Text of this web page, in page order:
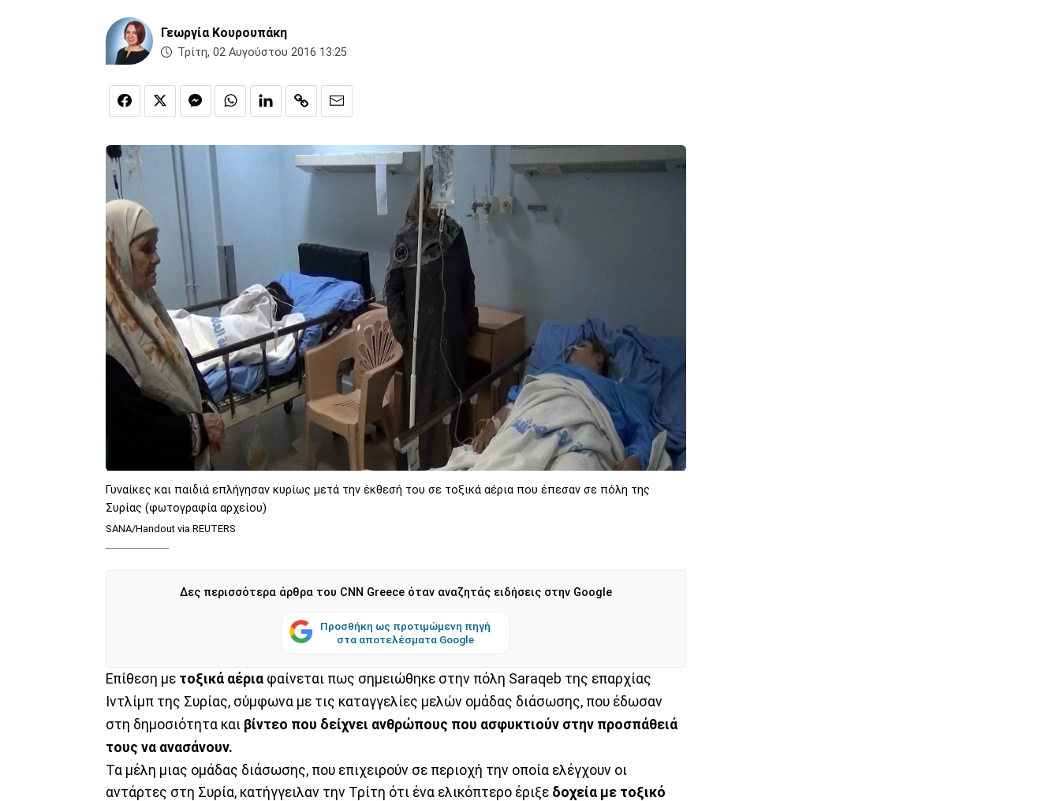
Γεωργία Κουρουπάκη
Τρίτη, 02 Αυγούστου 2016 13:25
Γυναίκες και παιδιά επλήγησαν κυρίως μετά την έκθεσή του σε τοξικά αέρια που έπεσαν σε πόλη της
Συρίας (φωτογραφία αρχείου)
SANA/Handout via REUTERS
Δες περισσότερα άρθρα του CNN Greece όταν αναζητάς ειδήσεις στην Google
Προσθήκη ως προτιμώμενη πηγή
στα αποτελέσματα Google
Επίθεση με τοξικά αέρια φαίνεται πως σημειώθηκε στην πόλη Saraqeb της επαρχίας
Ιντλίμπ της Συρίας, σύμφωνα με τις καταγγελίες μελών ομάδας διάσωσης, που έδωσαν
στη δημοσιότητα και βίντεο που δείχνει ανθρώπους που ασφυκτιούν στην προσπάθειά
τους να ανασάνουν.
Τα μέλη μιας ομάδας διάσωσης, που επιχειρούν σε περιοχή την οποία ελέγχουν οι
αντάρτες στη Συρία, κατήγγειλαν την Τρίτη ότι ένα ελικόπτερο έριξε δοχεία με τοξικό